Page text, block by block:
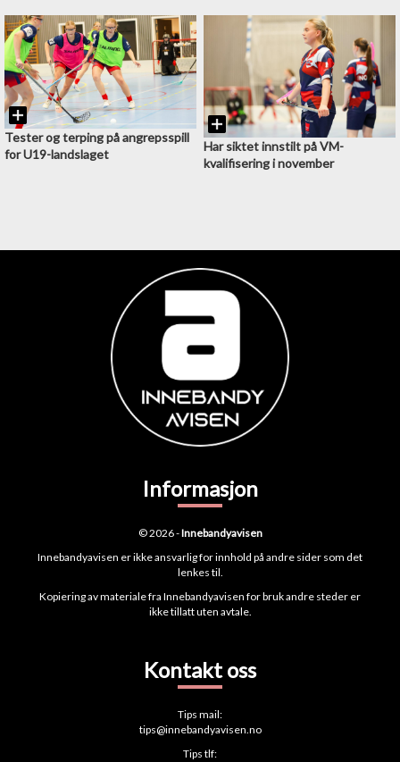
Tester og terping på angrepsspill
for U19-landslaget
Har siktet innstilt på VM-
kvalifisering i november
Informasjon
© 2026 -Innebandyavisen
Innebandyavisen er ikke ansvarlig for innhold på andre sider som det
lenkes til.
Kopiering av materiale fra Innebandyavisen for bruk andre steder er
ikke tillatt uten avtale.
Kontakt oss
Tips mail:
tips@innebandyavisen.no
Tips tlf: